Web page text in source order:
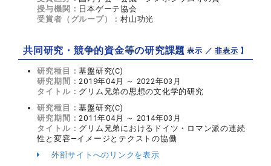
授与機関： 日本ゲーテ協会
受賞者（グループ）：村山功光
共同研究・競争的資金等の研究課題【 表示 ／非表示 】
研究種目：基盤研究(C)
研究期間：2019年04月 ～ 2022年03月
タイトル： グリム兄弟の思想の文化学的研究
研究種目：基盤研究(C)
研究期間：2011年04月 ～ 2014年03月
タイトル： グリム兄弟におけるドイツ・ロマン派の連続
性と変容―イメージとテクストの協働
外部サイトへのリンクを表示